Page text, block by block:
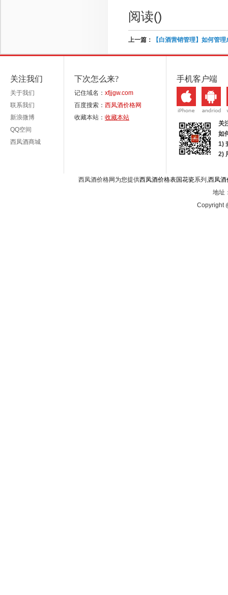
阅读()
上一篇： 【白酒营销管理】如何管
关注我们
关于我们
联系我们
新浪微博
QQ空间
西凤酒商城
下次怎么来?
记住域名： xfjjgw.com
百度搜索： 西凤酒价格网
收藏本站： 收藏本站
手机客户端
关
如
1)
2)
西凤酒价格网为您提供西凤酒价格表国花瓷系列,西凤酒
地址
Copyright